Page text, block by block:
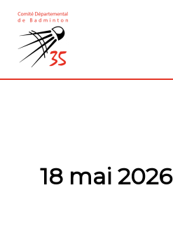
contenu
18 mai 2026